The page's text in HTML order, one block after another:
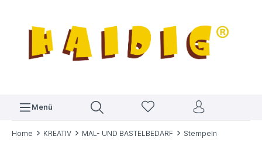
Menü
Home KREATIV MAL- UND BASTELBEDARF Stempeln